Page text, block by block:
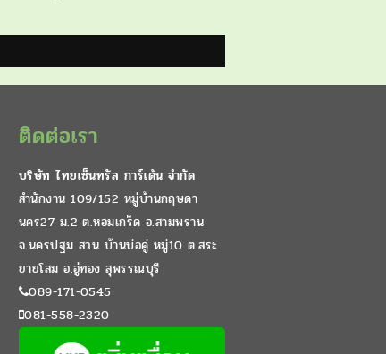
ติดต่อเรา
บริษัท ไทยเซ็นทรัล การ์เด้น จำกัด
สำนักงาน 109/152 หมู่บ้านกฤษดา
นคร27 ม.2 ต.หอมเกร็ด อ.สามพราน
จ.นครปฐม สวน บ้านบ่อคู่ หมู่10 ต.สระ
ยายโสม อ.อู่ทอง สุพรรณบุรี
089-171-0545
081-558-2320